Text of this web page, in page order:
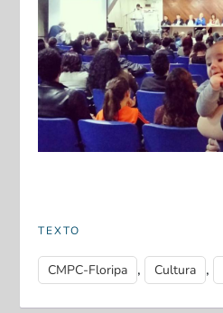
TEXTO
CMPC-Floripa , Cultura ,